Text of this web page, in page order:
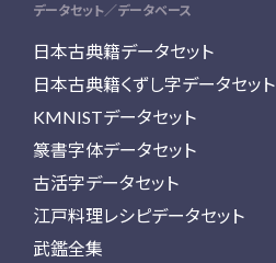
データセット／データベース
日本古典籍データセット
日本古典籍くずし字データセット
KMNISTデータセット
篆書字体データセット
古活字データセット
江戸料理レシピデータセット
武鑑全集